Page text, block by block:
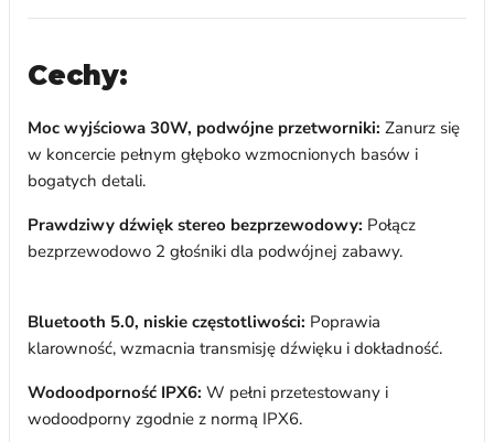
Cechy:
Moc wyjściowa 30W, podwójne przetworniki: Zanurz się
w koncercie pełnym głęboko wzmocnionych basów i
bogatych detali.
Prawdziwy dźwięk stereo bezprzewodowy: Połącz
bezprzewodowo 2 głośniki dla podwójnej zabawy.
Bluetooth 5.0, niskie częstotliwości: Poprawia
klarowność, wzmacnia transmisję dźwięku i dokładność.
Wodoodporność IPX6: W pełni przetestowany i
wodoodporny zgodnie z normą IPX6.